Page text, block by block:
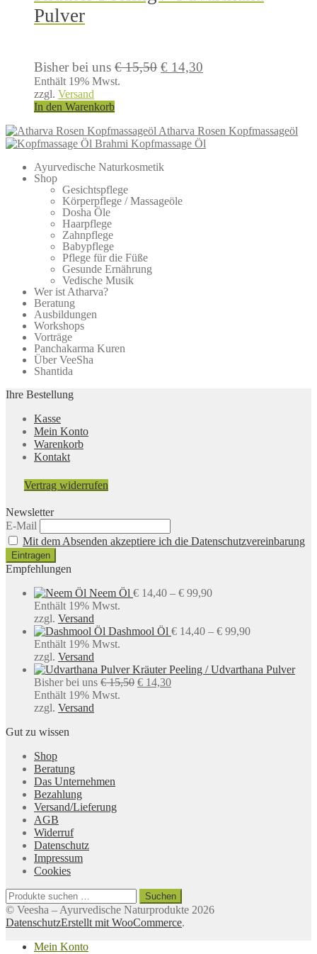
auf
der
Pulver
Bisher bei uns €15,50 Ursprünglicher
€ 14,30
Enthält 19% Mwst.
zzgl. Versand
In den Warenkorb
Atharva Rosen Kopfmassageöl
Brahmi Kopfmassage Öl
Ayurvedische Naturkosmetik
Shop
Gesichtspflege
Körperpflege / Massageöle
Dosha Öle
Haarpflege
Zahnpflege
Babypflege
Pflege für die Füße
Gesunde Ernährung
Vedische Musik
Wer ist Atharva?
Beratung
Ausbildungen
Workshops
Vorträge
Panchakarma Kuren
Über VeeSha
Shantida
Ihre Bestellung
Kasse
Mein Konto
Warenkorb
Kontakt
Vertrag widerrufen
Newsletter
E-Mail
Mit dem Absenden akzeptiere ich die Datenschutzvereinbarung
Empfehlungen
Neem Öl € 14,40 – € 99,90Preisspanne:
€ 99,90
Enthält 19% Mwst.
zzgl. Versand
Dashmool Öl € 14,40 – € 99,90Preisspanne:
€ 99,90
Enthält 19% Mwst.
zzgl. Versand
Kräuter Peeling / Udvarthana Pulver
Bisher bei uns €15,50 Ursprünglicher
€ 14,30Aktueller
Enthält 19% Mwst.
zzgl. Versand
Gut zu wissen
Shop
Beratung
Das Unternehmen
Bezahlung
Versand/Lieferung
AGB
Widerruf
Datenschutz
Impressum
Cookies
Suchen
nach:
Suchen
© Veesha – Ayurvedische Naturprodukte 2026
DatenschutzErstellt mit WooCommerce.
Mein Konto